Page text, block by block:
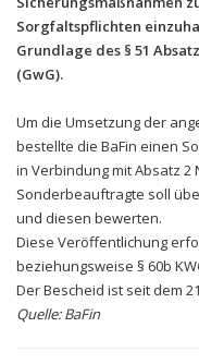
Sorgfaltspflichten
Grundlage des § 51
(GwG).
Um die Umsetzung der
bestellte die BaFin einen
in Verbindung mit Absatz 2
Sonderbeauftragte soll
und diesen bewerten.
Diese Veröffentlichung
beziehungsweise § 60b
Der Bescheid ist seit dem
Quelle: BaFin